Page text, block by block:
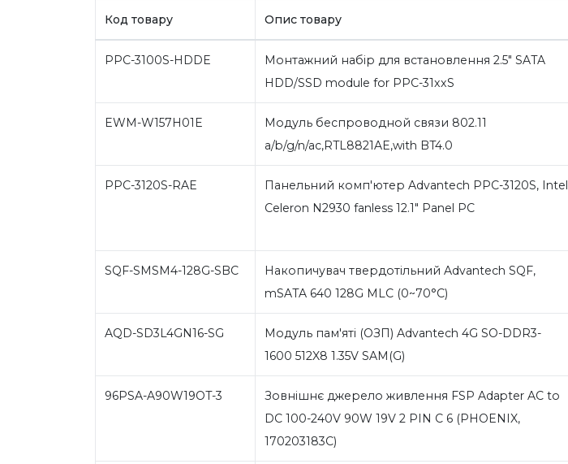
Код товару Опис товару
PPC-3100S-HDDE
Монтажний набір для встановлення 2.5" SATA
HDD/SSD module for PPC-31xxS
EWM-W157H01E
Модуль беспроводной связи 802.11
a/b/g/n/ac,RTL8821AE,with BT4.0
PPC-3120S-RAE
Панельний комп'ютер Advantech PPC-3120S, Intel
Celeron N2930 fanless 12.1" Panel PC
SQF-SMSM4-128G-SBC
Накопичувач твердотільний Advantech SQF,
mSATA 640 128G MLC (0~70°C)
AQD-SD3L4GN16-SG
Модуль пам'яті (ОЗП) Advantech 4G SO-DDR3-
1600 512X8 1.35V SAM(G)
96PSA-A90W19OT-3
Зовнішнє джерело живлення FSP Adapter AC to
DC 100-240V 90W 19V 2 PIN С 6 (PHOENIX,
170203183C)